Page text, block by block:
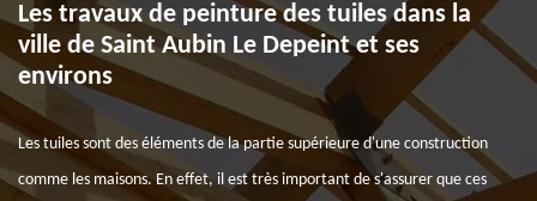
Les travaux de peinture des tuiles dans la
ville de Saint Aubin Le Depeint et ses
environs
Les tuiles sont des éléments de la partie supérieure d'une construction
comme les maisons. En effet, il est très important de s'assurer que ces